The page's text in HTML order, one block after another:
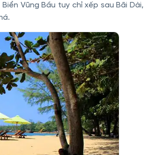
Vũng Bầu tuy chỉ xếp sau Bãi Dài,